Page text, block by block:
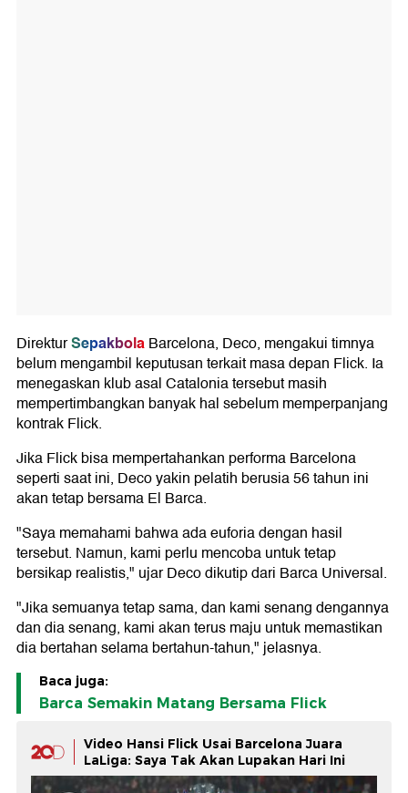
DirekturSepakbolaBarcelona, Deco, mengakui timnya
belum mengambil keputusan terkait masa depan Flick. Ia
menegaskan klub asal Catalonia tersebut masih
mempertimbangkan banyak hal sebelum memperpanjang
kontrak Flick.
Jika Flick bisa mempertahankan performa Barcelona
seperti saat ini, Deco yakin pelatih berusia 56 tahun ini
akan tetap bersama El Barca.
"Saya memahami bahwa ada euforia dengan hasil
tersebut. Namun, kami perlu mencoba untuk tetap
bersikap realistis," ujar Deco dikutip dari Barca Universal.
"Jika semuanya tetap sama, dan kami senang dengannya
dan dia senang, kami akan terus maju untuk memastikan
dia bertahan selama bertahun-tahun," jelasnya.
Baca juga:
Barca Semakin Matang Bersama Flick
Video Hansi Flick Usai Barcelona Juara
LaLiga: Saya Tak Akan Lupakan Hari Ini